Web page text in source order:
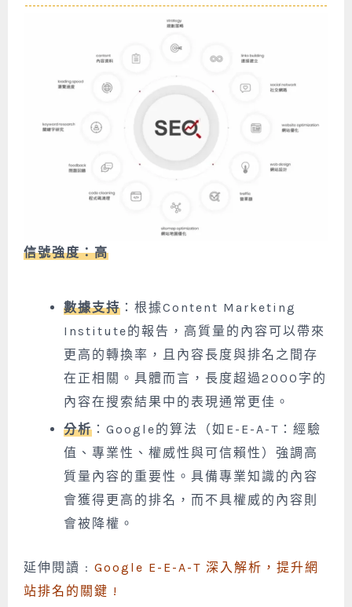
信號強度：高
數據支持 ：根據Content Marketing
Institute的報告，高質量的內容可以帶來
更高的轉換率，且內容長度與排名之間存
在正相關。具體而言，長度超過2000字的
內容在搜索結果中的表現通常更佳。
分析 ：Google的算法（如E-E-A-T：經驗
值、專業性、權威性與可信賴性）強調高
質量內容的重要性。具備專業知識的內容
會獲得更高的排名，而不具權威的內容則
會被降權。
延伸閱讀 : Google E-E-A-T 深入解析，提升網
站排名的關鍵 !